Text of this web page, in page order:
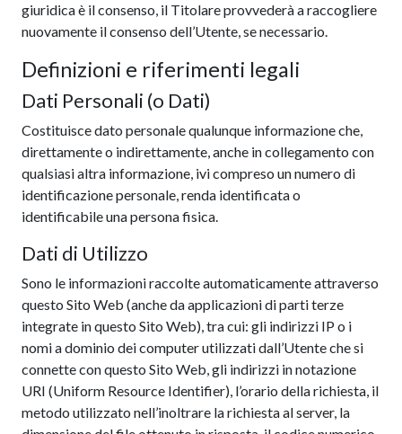
giuridica è il consenso, il Titolare provvederà a raccogliere
nuovamente il consenso dell’Utente, se necessario.
Definizioni e riferimenti legali
Dati Personali (o Dati)
Costituisce dato personale qualunque informazione che,
direttamente o indirettamente, anche in collegamento con
qualsiasi altra informazione, ivi compreso un numero di
identificazione personale, renda identificata o
identificabile una persona fisica.
Dati di Utilizzo
Sono le informazioni raccolte automaticamente attraverso
questo Sito Web (anche da applicazioni di parti terze
integrate in questo Sito Web), tra cui: gli indirizzi IP o i
nomi a dominio dei computer utilizzati dall’Utente che si
connette con questo Sito Web, gli indirizzi in notazione
URI (Uniform Resource Identifier), l’orario della richiesta, il
metodo utilizzato nell’inoltrare la richiesta al server, la